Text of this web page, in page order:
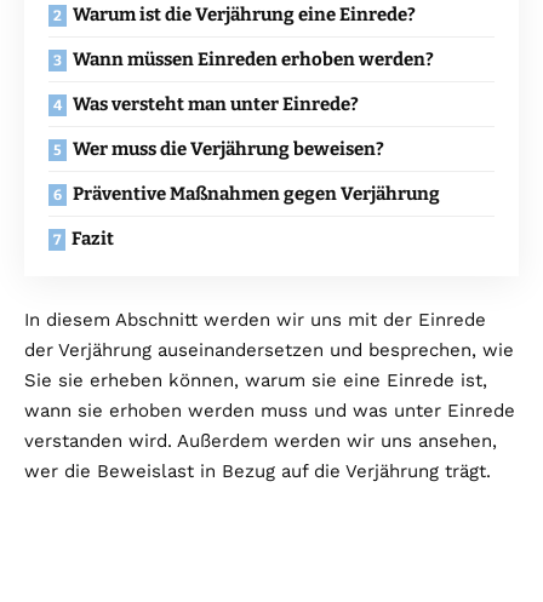
Warum ist die Verjährung eine Einrede?
Wann müssen Einreden erhoben werden?
Was versteht man unter Einrede?
Wer muss die Verjährung beweisen?
Präventive Maßnahmen gegen Verjährung
Fazit
In diesem Abschnitt werden wir uns mit der Einrede
der Verjährung auseinandersetzen und besprechen, wie
Sie sie erheben können, warum sie eine Einrede ist,
wann sie erhoben werden muss und was unter Einrede
verstanden wird. Außerdem werden wir uns ansehen,
wer die Beweislast in Bezug auf die Verjährung trägt.